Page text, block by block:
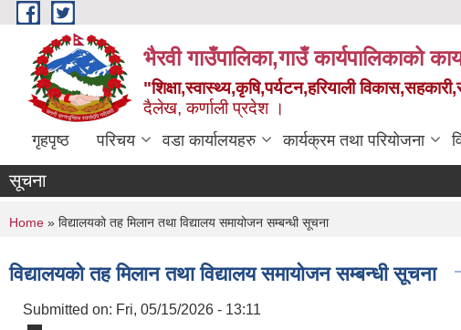
Skip to main content
भैरवी गाउँपालिका,गाउँ कार्यपालिकाको
"शिक्षा,स्वास्थ्य,कृषि,पर्यटन,हरियाली
दैलेख, कर्णाली प्रदेश ।
गृहपृष्ठ परिचय वडा कार्यालयहरु कार्यक्रम तथा परियोजना
सूचना
You are here
Home » विद्यालयको तह मिलान तथा विद्यालय समायोजन सम्बन्धी सूचना
विद्यालयको तह मिलान तथा विद्यालय समायोजन सम्बन्धी सूचना
Submitted on: Fri, 05/15/2026 - 13:11